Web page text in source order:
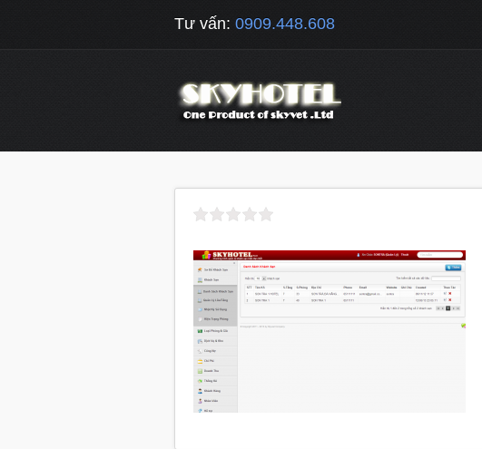
Tư vấn: 0909.448.608